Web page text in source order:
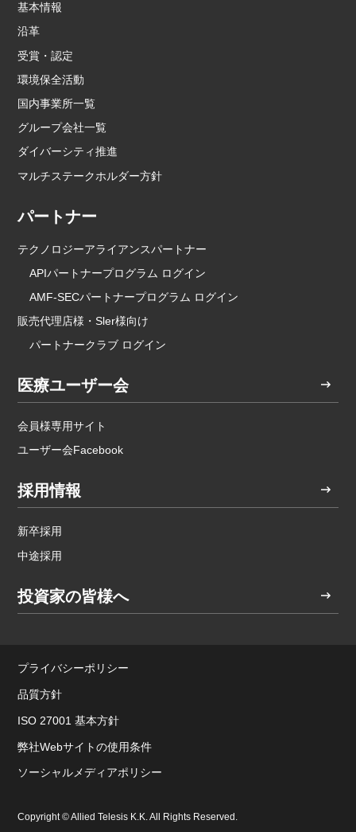
基本情報
沿革
受賞・認定
環境保全活動
国内事業所一覧
グループ会社一覧
ダイバーシティ推進
マルチステークホルダー方針
パートナー
テクノロジーアライアンスパートナー
APIパートナープログラム ログイン
AMF-SECパートナープログラム ログイン
販売代理店様・Sler様向け
パートナークラブ ログイン
医療ユーザー会
会員様専用サイト
ユーザー会Facebook
採用情報
新卒採用
中途採用
投資家の皆様へ
プライバシーポリシー
品質方針
ISO 27001 基本方針
弊社Webサイトの使用条件
ソーシャルメディアポリシー
Copyright © Allied Telesis K.K. All Rights Reserved.